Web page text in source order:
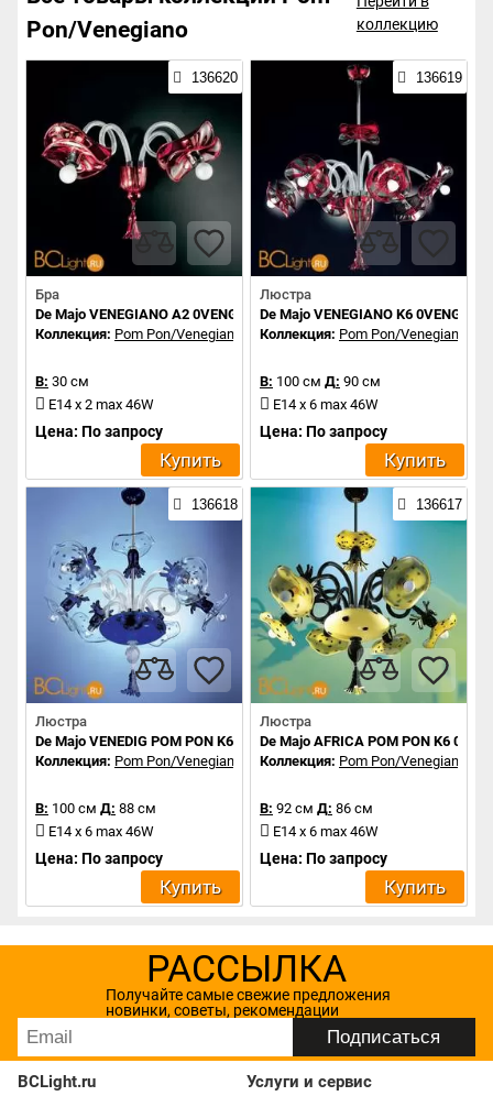
Pon/Venegiano
коллекцию
136620
Бра
De Majo VENEGIANO A2 0VENG0A20
Коллекция: Pom Pon/Venegiano
В: 30 см
E14 x 2 max 46W
Цена: По запросу
Купить
136619
Люстра
De Majo VENEGIANO K6 0VENG0K60
Коллекция: Pom Pon/Venegiano
В: 100 см Д: 90 см
E14 x 6 max 46W
Цена: По запросу
Купить
136618
Люстра
De Majo VENEDIG POM PON K6 0VENE0K60
Коллекция: Pom Pon/Venegiano
В: 100 см Д: 88 см
E14 x 6 max 46W
Цена: По запросу
Купить
136617
Люстра
De Majo AFRICA POM PON K6
Коллекция: Pom Pon/Venegiano
В: 92 см Д: 86 см
E14 x 6 max 46W
Цена: По запросу
Купить
РАССЫЛКА
Получайте самые свежие предложения
новинки, советы, рекомендации
BCLight.ru Услуги и сервис